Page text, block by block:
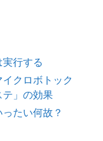
行する
クロボトック
」の効果
たい何故？